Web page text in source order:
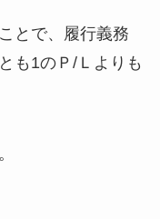
とで、 履行義務
も1のＰ/Ｌよりも